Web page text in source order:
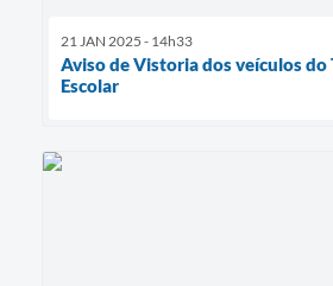
21 JAN 2025 - 14h33
Aviso de Vistoria dos veículos
Escolar